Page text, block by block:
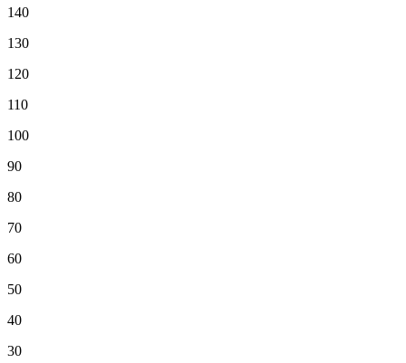
140
130
120
110
100
90
80
70
60
50
40
30